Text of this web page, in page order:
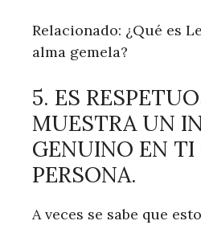
Relacionado: ¿Qué es
alma gemela?
5. ES
MUESTRA UN
GENUINO EN TI
PERSONA.
A veces se sabe que